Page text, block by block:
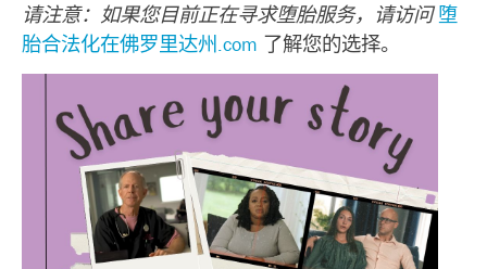
请注意：如果您目前正在寻求堕胎服务，请访问堕
胎合法化在佛罗里达州.com 了解您的选择。